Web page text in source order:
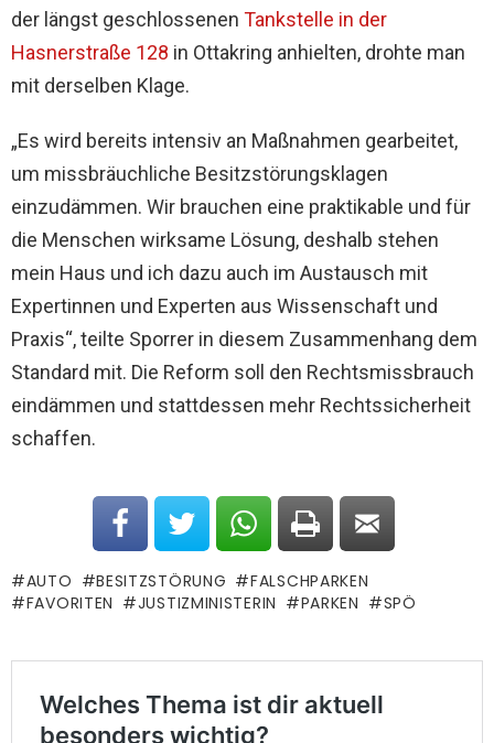
der längst geschlossenen Tankstelle in der
Hasnerstraße 128 in Ottakring anhielten, drohte man
mit derselben Klage.
„Es wird bereits intensiv an Maßnahmen gearbeitet,
um missbräuchliche Besitzstörungsklagen
einzudämmen. Wir brauchen eine praktikable und für
die Menschen wirksame Lösung, deshalb stehen
mein Haus und ich dazu auch im Austausch mit
Expertinnen und Experten aus Wissenschaft und
Praxis“, teilte Sporrer in diesem Zusammenhang dem
Standard mit. Die Reform soll den Rechtsmissbrauch
eindämmen und stattdessen mehr Rechtssicherheit
schaffen.
AUTO BESITZSTÖRUNG
FALSCHPARKEN
FAVORITEN
JUSTIZMINISTERIN PARKEN SPÖ